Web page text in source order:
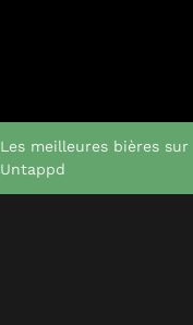
Les meilleures bières sur
Untappd